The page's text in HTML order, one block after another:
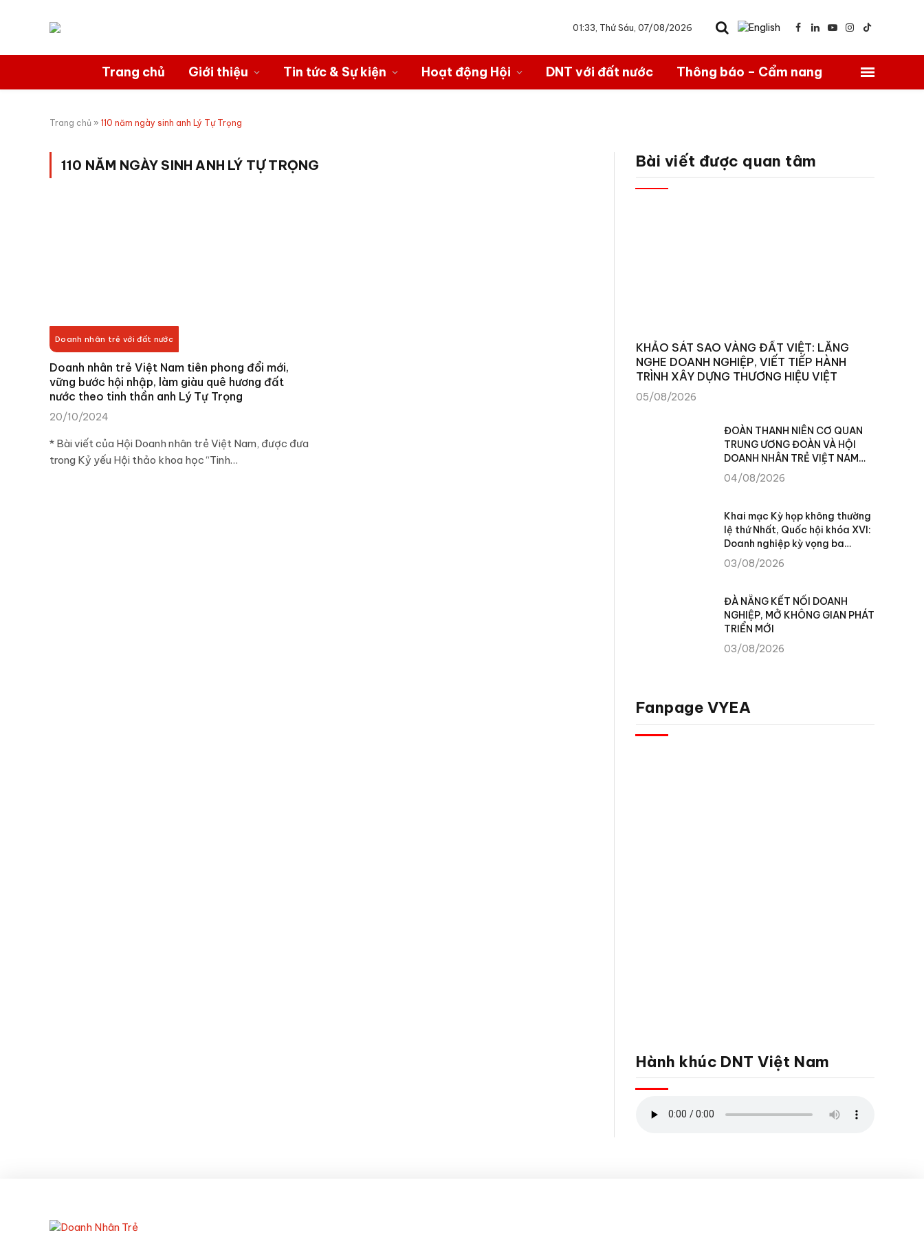
01:33, Thứ Sáu, 07/08/2026 Facebook
LinkedInYouTube
Instagram
TikTok
Trang chủ Giới thiệu Tin tức & Sự kiện Hoạt động Hội DNT với đất nước Thông báo – Cẩm nang
Trang chủ » 110 năm ngày sinh anh Lý Tự Trọng
110 NĂM NGÀY SINH ANH LÝ TỰ TRỌNG
Doanh nhân trẻ với đất nước
Doanh nhân trẻ Việt Nam tiên phong đổi mới,
vững bước hội nhập, làm giàu quê hương đất
nước theo tinh thần anh Lý Tự Trọng
20/10/2024
* Bài viết của Hội Doanh nhân trẻ Việt Nam, được đưa
trong Kỷ yếu Hội thảo khoa học “Tinh…
Bài viết được quan tâm
KHẢO SÁT SAO VÀNG ĐẤT VIỆT: LẮNG
NGHE DOANH NGHIỆP, VIẾT TIẾP HÀNH
TRÌNH XÂY DỰNG THƯƠNG HIỆU VIỆT
05/08/2026
ĐOÀN THANH NIÊN CƠ QUAN
TRUNG ƯƠNG ĐOÀN VÀ HỘI
DOANH NHÂN TRẺ VIỆT NAM
TRAO TẶNG 100 SUẤT QUÀ
CHO NHÂN DÂN XÃ TÙNG VÀI
04/08/2026
Khai mạc Kỳ họp không thường
lệ thứ Nhất, Quốc hội khóa XVI:
Doanh nghiệp kỳ vọng ba
chuyển biến để khơi thông
nguồn lực phát triển
03/08/2026
ĐÀ NẴNG KẾT NỐI DOANH
NGHIỆP, MỞ KHÔNG GIAN PHÁT
TRIỂN MỚI
03/08/2026
Fanpage VYEA
Hành khúc DNT Việt Nam